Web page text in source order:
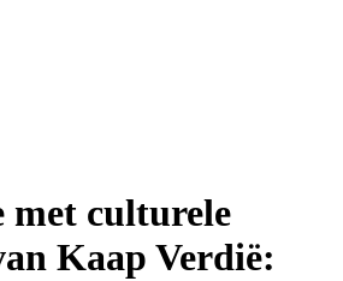
met culturele
Kaap Verdië: